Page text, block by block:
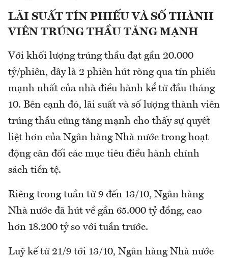
LÃI SUẤT TÍN PHIẾU VÀ SỐ THÀNH
VIÊN TRÚNG THẦU TĂNG MẠNH
Với khối lượng trúng thầu đạt gần 20.000
tỷ/phiên, đây là 2 phiên hút ròng qua tín phiếu
mạnh nhất của nhà điều hành kể từ đầu tháng
10. Bên cạnh đó, lãi suất và số lượng thành viên
trúng thầu cũng tăng mạnh cho thấy sự quyết
liệt hơn của Ngân hàng Nhà nước trong hoạt
động cân đối các mục tiêu điều hành chính
sách tiền tệ.
Riêng trong tuần từ 9 đến 13/10, Ngân hàng
Nhà nước đã hút về gần 65.000 tỷ đồng, cao
hơn 18.200 tỷ so với tuần trước.
Luỹ kế từ 21/9 tới 13/10, Ngân hàng Nhà nước